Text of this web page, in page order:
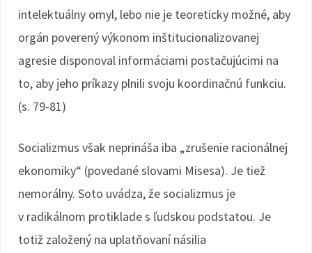
intelektuálny omyl, lebo nie je teoreticky možné, aby
orgán poverený výkonom inštitucionalizovanej
agresie disponoval informáciami postačujúcimi na
to, aby jeho príkazy plnili svoju koordinačnú funkciu.
(s. 79-81)
Socializmus však neprináša iba „zrušenie racionálnej
ekonomiky“ (povedané slovami Misesa). Je tiež
nemorálny. Soto uvádza, že socializmus je
v radikálnom protiklade s ľudskou podstatou. Je
totiž založený na uplatňovaní násilia